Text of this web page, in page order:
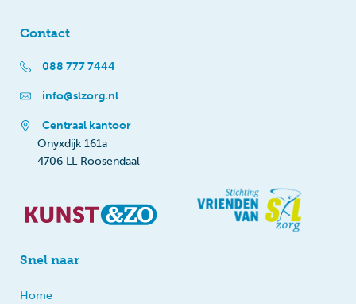
Contact
088 777 7444
info@slzorg.nl
Centraal kantoor
Onyxdijk 161a
4706 LL Roosendaal
Snel naar
Home